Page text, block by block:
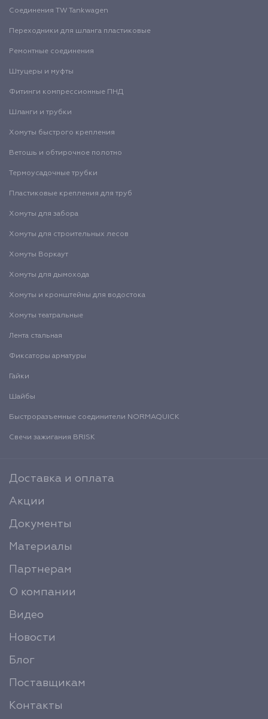
Соединения TW Tankwagen
Переходники для шланга пластиковые
Ремонтные соединения
Штуцеры и муфты
Фитинги компрессионные ПНД
Шланги и трубки
Хомуты быстрого крепления
Ветошь и обтирочное полотно
Термоусадочные трубки
Пластиковые крепления для труб
Хомуты для забора
Хомуты для строительных лесов
Хомуты Воркаут
Хомуты для дымохода
Хомуты и кронштейны для водостока
Хомуты театральные
Лента стальная
Фиксаторы арматуры
Гайки
Шайбы
Быстроразъемные соединители NORMAQUICK
Свечи зажигания BRISK
Доставка и оплата
Акции
Документы
Материалы
Партнерам
О компании
Видео
Новости
Блог
Поставщикам
Контакты